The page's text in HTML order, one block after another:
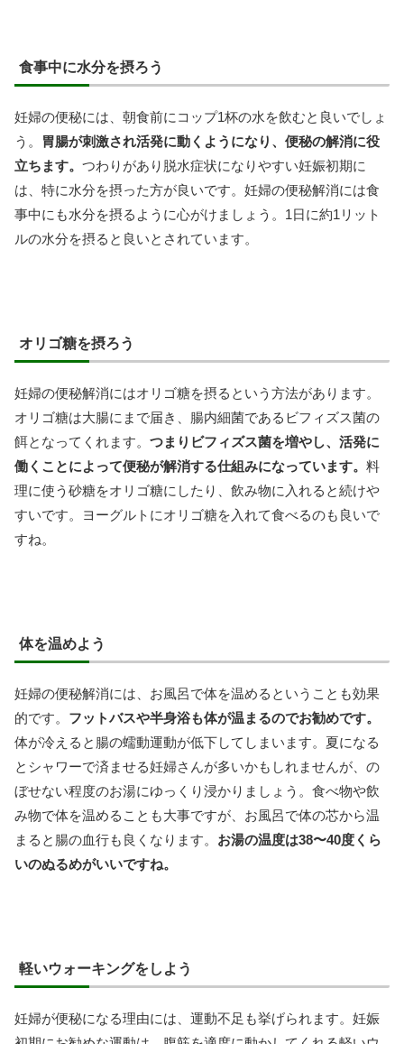
食事中に水分を摂ろう
妊婦の便秘には、朝食前にコップ1杯の水を飲むと良いでしょ
う。
胃腸が刺激され活発に動くようになり、便秘の解消に役
立ちます。 つわりがあり脱水症状になりやすい妊娠初期に
は、特に水分を摂った方が良いです。妊婦の便秘解消には食
事中にも水分を摂るように心がけましょう。1日に約1リット
ルの水分を摂ると良いとされています。
オリゴ糖を摂ろう
妊婦の便秘解消にはオリゴ糖を摂るという方法があります。
オリゴ糖は大腸にまで届き、腸内細菌であるビフィズス菌の
餌となってくれます。 つまりビフィズス菌を増やし、活発に
働くことによって便秘が解消する仕組みになっています。 料
理に使う砂糖をオリゴ糖にしたり、飲み物に入れると続けや
すいです。ヨーグルトにオリゴ糖を入れて食べるのも良いで
すね。
体を温めよう
妊婦の便秘解消には、お風呂で体を温めるということも効果
的です。 フットバスや半身浴も体が温まるのでお勧めです。
体が冷えると腸の蠕動運動が低下してしまいます。夏になる
とシャワーで済ませる妊婦さんが多いかもしれませんが、の
ぼせない程度のお湯にゆっくり浸かりましょう。食べ物や飲
み物で体を温めることも大事ですが、お風呂で体の芯から温
まると腸の血行も良くなります。 お湯の温度は38〜40度くら
いのぬるめがいいですね。
軽いウォーキングをしよう
妊婦が便秘になる理由には、運動不足も挙げられます。妊娠